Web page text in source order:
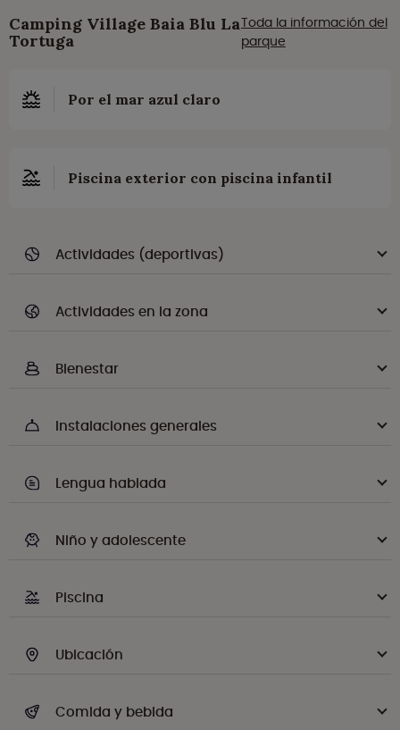
Camping Village Baia Blu La
Tortuga
Toda la información del
parque
Por el mar azul claro
Piscina exterior con piscina infantil
Actividades (deportivas)
Actividades en la zona
Bienestar
Instalaciones generales
Lengua hablada
Niño y adolescente
Piscina
Ubicación
Comida y bebida